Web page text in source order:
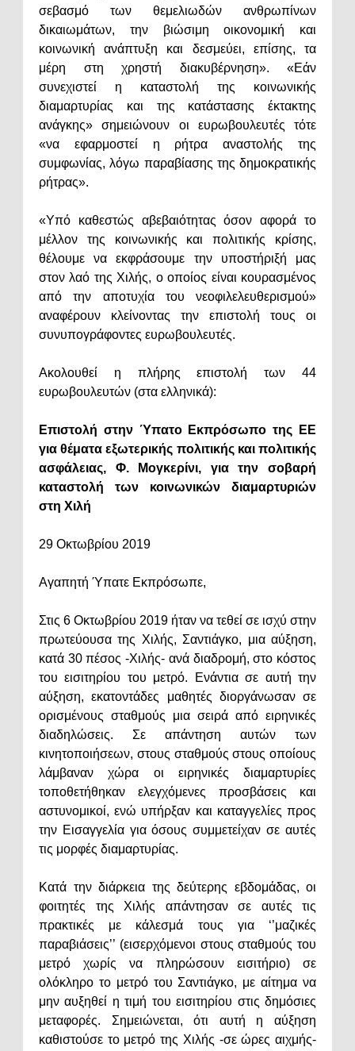
σεβασμό των θεμελιωδών ανθρωπίνων
δικαιωμάτων, την βιώσιμη οικονομική και
κοινωνική ανάπτυξη και δεσμεύει, επίσης, τα
μέρη στη χρηστή διακυβέρνηση». «Εάν
συνεχιστεί η καταστολή της κοινωνικής
διαμαρτυρίας και της κατάστασης έκτακτης
ανάγκης» σημειώνουν οι ευρωβουλευτές τότε
«να εφαρμοστεί η ρήτρα αναστολής της
συμφωνίας, λόγω παραβίασης της δημοκρατικής
ρήτρας».
«Υπό καθεστώς αβεβαιότητας όσον αφορά το
μέλλον της κοινωνικής και πολιτικής κρίσης,
θέλουμε να εκφράσουμε την υποστήριξή μας
στον λαό της Χιλής, ο οποίος είναι κουρασμένος
από την αποτυχία του νεοφιλελευθερισμού»
αναφέρουν κλείνοντας την επιστολή τους οι
συνυπογράφοντες ευρωβουλευτές.
Ακολουθεί η πλήρης επιστολή των 44
ευρωβουλευτών (στα ελληνικά):
Επιστολή στην Ύπατο Εκπρόσωπο της ΕΕ
για θέματα εξωτερικής πολιτικής και πολιτικής
ασφάλειας, Φ. Μογκερίνι, για την σοβαρή
καταστολή των κοινωνικών διαμαρτυριών
στη Χιλή
29 Οκτωβρίου 2019
Αγαπητή Ύπατε Εκπρόσωπε,
Στις 6 Οκτωβρίου 2019 ήταν να τεθεί σε ισχύ στην
πρωτεύουσα της Χιλής, Σαντιάγκο, μια αύξηση,
κατά 30 πέσος -Χιλής- ανά διαδρομή, στο κόστος
του εισιτηρίου του μετρό. Ενάντια σε αυτή την
αύξηση, εκατοντάδες μαθητές διοργάνωσαν σε
ορισμένους σταθμούς μια σειρά από ειρηνικές
διαδηλώσεις. Σε απάντηση αυτών των
κινητοποιήσεων, στους σταθμούς στους οποίους
λάμβαναν χώρα οι ειρηνικές διαμαρτυρίες
τοποθετήθηκαν ελεγχόμενες προσβάσεις και
αστυνομικοί, ενώ υπήρξαν και καταγγελίες προς
την Εισαγγελία για όσους συμμετείχαν σε αυτές
τις μορφές διαμαρτυρίας.
Κατά την διάρκεια της δεύτερης εβδομάδας, οι
φοιτητές της Χιλής απάντησαν σε αυτές τις
πρακτικές με κάλεσμά τους για ‘’μαζικές
παραβιάσεις’’ (εισερχόμενοι στους σταθμούς του
μετρό χωρίς να πληρώσουν εισιτήριο) σε
ολόκληρο το μετρό του Σαντιάγκο, με αίτημα να
μην αυξηθεί η τιμή του εισιτηρίου στις δημόσιες
μεταφορές. Σημειώνεται, ότι αυτή η αύξηση
καθιστούσε το μετρό της Χιλής -σε ώρες αιχμής-